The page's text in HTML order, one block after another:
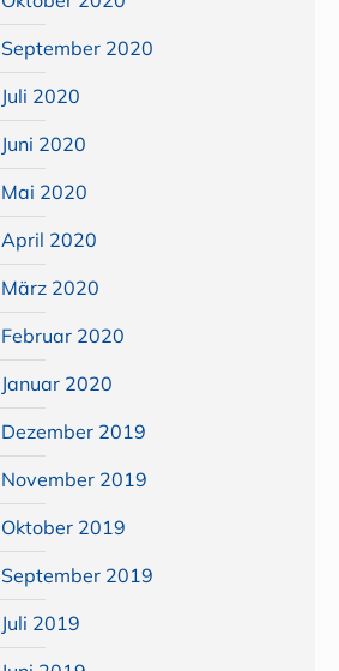
September 2020
Juli 2020
Juni 2020
Mai 2020
April 2020
März 2020
Februar 2020
Januar 2020
Dezember 2019
November 2019
Oktober 2019
September 2019
Juli 2019